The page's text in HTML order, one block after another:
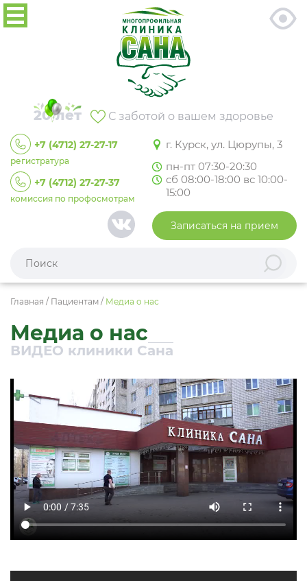
+7 (4712) 27-27-17
регистратура
+7 (4712) 27-27-37
комиссия по профосмотрам
г. Курск, ул. Цюрупы, 3
пн-пт 07:30-20:30
сб 08:00-18:00 вс 10:00-
15:00
Записаться на прием
20 лет С заботой о вашем здоровье
Главная / Пациентам / Медиа о нас
Медиа о нас
ВИДЕО клиники Сана